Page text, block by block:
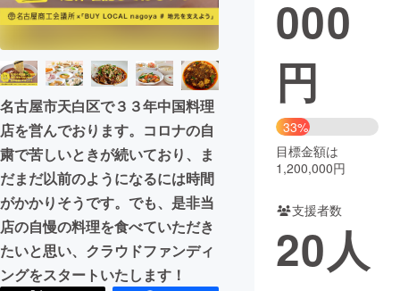
チャレンジ
まちづくり・地域活性化
CAMPFIRE for Social Good
CAMPFIRE Creation
CAMPFIREふるさと納税machi-ya コミュニティ
名古屋市天白区で３３年中国料理
店を営んでおります。コロナの自
粛で苦しいときが続いており、ま
だまだ以前のようになるには時間
がかかりそうです。でも、是非当
店の自慢の料理を食べていただき
たいと思い、クラウドファンディ
ングをスタートいたします！
000
円
33%
目標金額は
1,200,000円
支援者数
20人